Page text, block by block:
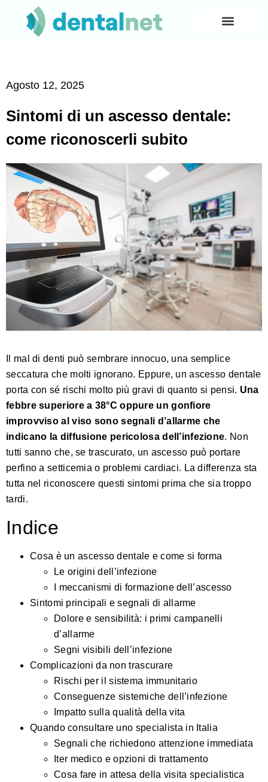
Agosto 12, 2025
Sintomi di un ascesso dentale:
come riconoscerli subito
Il mal di denti può sembrare innocuo, una semplice
seccatura che molti ignorano. Eppure, un ascesso dentale
porta con sé rischi molto più gravi di quanto si pensi. Una
febbre superiore a 38°C oppure un gonfiore
improvviso al viso sono segnali d’allarme che
indicano la diffusione pericolosa dell’infezione. Non
tutti sanno che, se trascurato, un ascesso può portare
perfino a setticemia o problemi cardiaci. La differenza sta
tutta nel riconoscere questi sintomi prima che sia troppo
tardi.
Indice
Cosa è un ascesso dentale e come si forma
Le origini dell’infezione
I meccanismi di formazione dell’ascesso
Sintomi principali e segnali di allarme
Dolore e sensibilità: i primi campanelli
d’allarme
Segni visibili dell’infezione
Complicazioni da non trascurare
Rischi per il sistema immunitario
Conseguenze sistemiche dell’infezione
Impatto sulla qualità della vita
Quando consultare uno specialista in Italia
Segnali che richiedono attenzione immediata
Iter medico e opzioni di trattamento
Cosa fare in attesa della visita specialistica